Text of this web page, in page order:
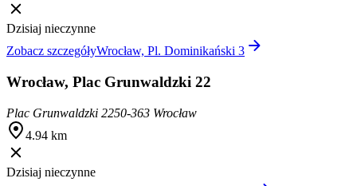
Dzisiaj nieczynne
Zobacz szczegółyWrocław, Pl. Dominikański 3
Wrocław, Plac Grunwaldzki 22
Plac Grunwaldzki 2250-363 Wrocław
4.94 km
Dzisiaj nieczynne